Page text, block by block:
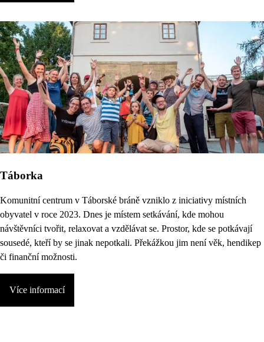
Táborka
Komunitní centrum v Táborské bráně vzniklo z iniciativy místních
obyvatel v roce 2023. Dnes je místem setkávání, kde mohou
návštěvníci tvořit, relaxovat a vzdělávat se. Prostor, kde se potkávají
sousedé, kteří by se jinak nepotkali. Překážkou jim není věk, hendikep
či finanční možnosti.
Více informací